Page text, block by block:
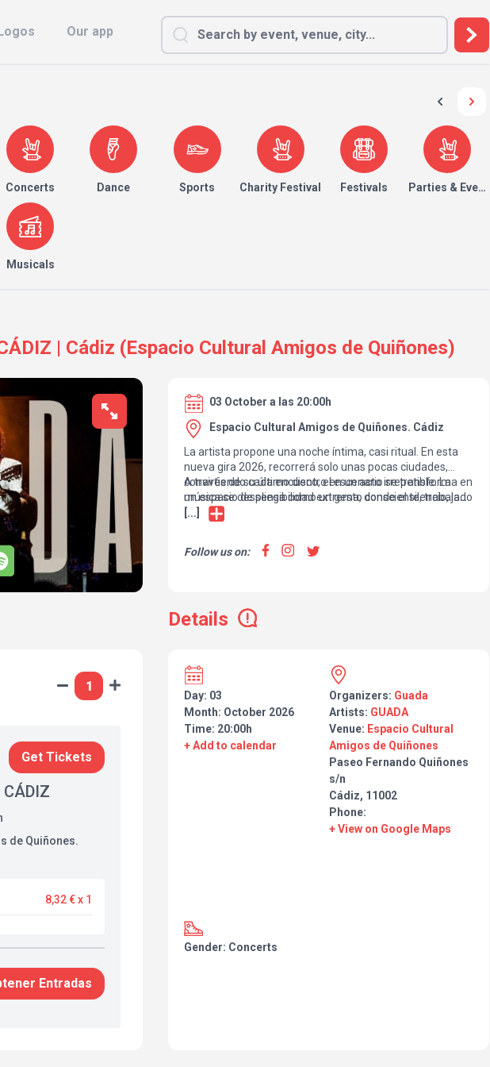
Our app
Concerts Dance Sports Charity Festival Festivals Parties & Events
Musicals
| Cádiz (Espacio Cultural Amigos de Quiñones)
03 October a las 20:00h
Espacio Cultural Amigos de Quiñones. Cádiz
La artista propone una noche íntima, casi ritual. En esta
nueva gira 2026, recorrerá solo unas pocas ciudades,
convirtiendo cada encuentro en un acto irrepetible. La
música se despliega como un gesto consciente, trabajado
al detalle, para revelar la nueva apuesta creativa de la
A través de su último disco, el escenario se transforma en
un espacio de sensibilidad extrema, donde el silencio, la
emoción y la presencia dialogan con el público. No es solo
despierta sensaciones y permanece cuando todo
termina.
[...]
Follow us on:
Details
Get Tickets
CÁDIZ
de Quiñones.
8,32 € x 1
Entradas
Day: 03
Month: October 2026
Time: 20:00h
+ Add to calendar
Organizers: Guada
Artists: GUADA
Venue: Espacio Cultural
Amigos de Quiñones
Paseo Fernando Quiñones
s/n
Cádiz, 11002
Phone:
+ View on Google Maps
Gender: Concerts